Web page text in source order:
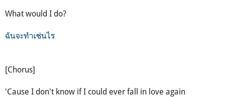
What would I do?
ฉันจะทำเช่นไร
[Chorus]
'Cause I don't know if I could ever fall in love again